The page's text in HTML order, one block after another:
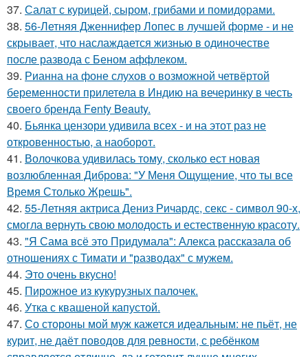
37. Салат с курицей, сыром, грибами и помидорами.
38. 56-Летняя Дженнифер Лопес в лучшей форме - и не
скрывает, что наслаждается жизнью в одиночестве
после развода с Беном аффлеком.
39. Рианна на фоне слухов о возможной четвёртой
беременности прилетела в Индию на вечеринку в честь
своего бренда Fenty Beauty.
40. Бьянка цензори удивила всех - и на этот раз не
откровенностью, а наоборот.
41. Волочкова удивилась тому, сколько ест новая
возлюбленная Диброва: "У Меня Ощущение, что ты все
Время Столько Жрешь".
42. 55-Летняя актриса Дениз Ричардс, секс - символ 90-х,
смогла вернуть свою молодость и естественную красоту.
43. "Я Сама всё это Придумала": Алекса рассказала об
отношениях с Тимати и "разводах" с мужем.
44. Это очень вкусно!
45. Пирожное из кукурузных палочек.
46. Утка с квашеной капустой.
47. Со стороны мой муж кажется идеальным: не пьёт, не
курит, не даёт поводов для ревности, с ребёнком